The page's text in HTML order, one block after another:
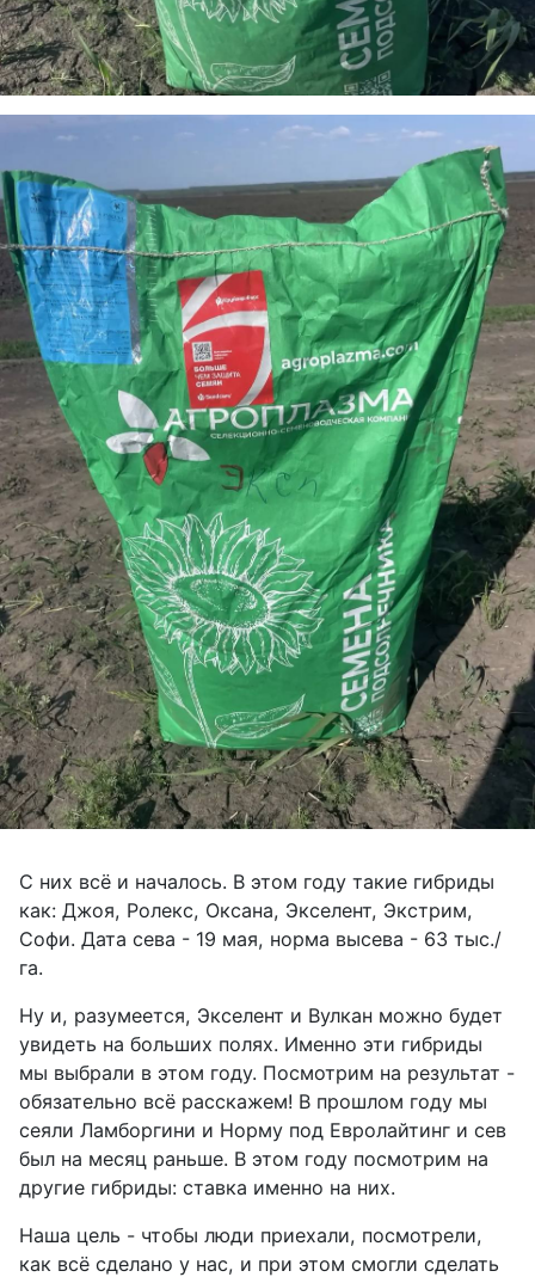
С них всё и началось. В этом году такие гибриды
как: Джоя, Ролекс, Оксана, Экселент, Экстрим,
Софи. Дата сева - 19 мая, норма высева - 63 тыс./
га.
Ну и, разумеется, Экселент и Вулкан можно будет
увидеть на больших полях. Именно эти гибриды
мы выбрали в этом году. Посмотрим на результат -
обязательно всё расскажем! В прошлом году мы
сеяли Ламборгини и Норму под Евролайтинг и сев
был на месяц раньше. В этом году посмотрим на
другие гибриды: ставка именно на них.
Наша цель - чтобы люди приехали, посмотрели,
как всё сделано у нас, и при этом смогли сделать